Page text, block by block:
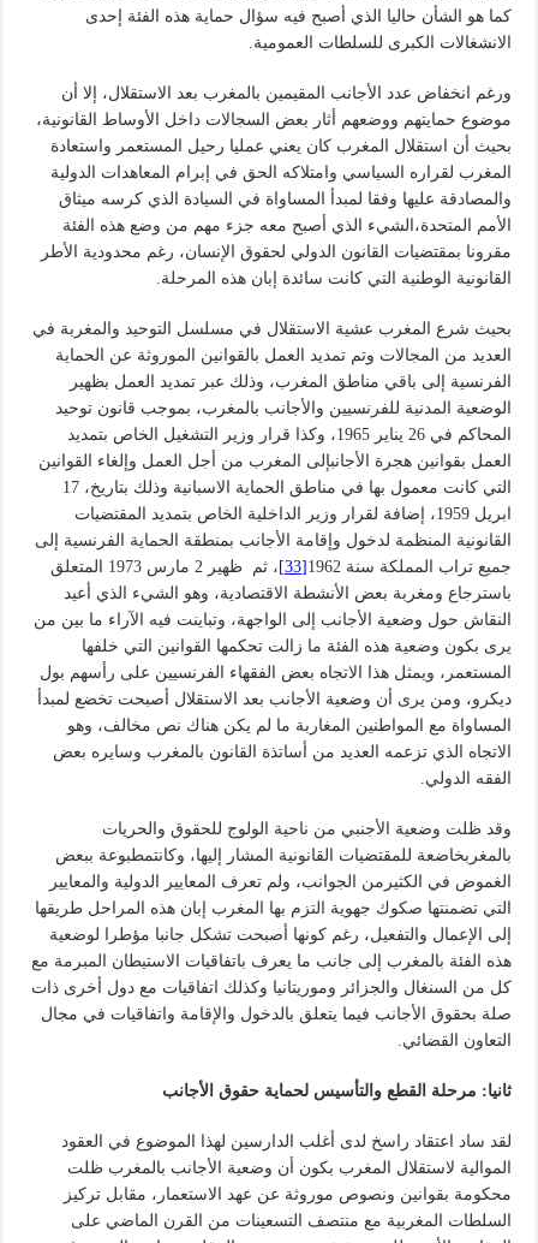
كما هو الشأن حاليا الذي أصبح فيه سؤال حماية هذه الفئة إحدى
الانشغالات الكبرى للسلطات العمومية.
ورغم انخفاض عدد الأجانب المقيمين بالمغرب بعد الاستقلال، إلا أن
موضوع حمايتهم ووضعهم أثار بعض السجالات داخل الأوساط القانونية،
بحيث أن استقلال المغرب كان يعني عمليا رحيل المستعمر واستعادة
المغرب لقراره السياسي وامتلاكه الحق في إبرام المعاهدات الدولية
والمصادقة عليها وفقا لمبدأ المساواة في السيادة الذي كرسه ميثاق
الأمم المتحدة،الشيء الذي أصبح معه جزء مهم من وضع هذه الفئة
مقرونا بمقتضيات القانون الدولي لحقوق الإنسان، رغم محدودية الأطر
القانونية الوطنية التي كانت سائدة إبان هذه المرحلة.
بحيث شرع المغرب عشية الاستقلال في مسلسل التوحيد والمغربة في
العديد من المجالات وتم تمديد العمل بالقوانين الموروثة عن الحماية
الفرنسية إلى باقي مناطق المغرب، وذلك عبر تمديد العمل بظهير
الوضعية المدنية للفرنسيين والأجانب بالمغرب، بموجب قانون توحيد
المحاكم في 26 يناير 1965، وكذا قرار وزير التشغيل الخاص بتمديد
العمل بقوانين هجرة الأجانبإلى المغرب من أجل العمل وإلغاء القوانين
التي كانت معمول بها في مناطق الحماية الاسبانية وذلك بتاريخ، 17
ابريل 1959، إضافة لقرار وزير الداخلية الخاص بتمديد المقتضيات
القانونية المنظمة لدخول وإقامة الأجانب بمنطقة الحماية الفرنسية إلى
جميع تراب المملكة سنة 1962
[33]
، ثم ظهير 2 مارس 1973 المتعلق
باسترجاع ومغربة بعض الأنشطة الاقتصادية، وهو الشيء الذي أعيد
النقاش حول وضعية الأجانب إلى الواجهة، وتباينت فيه الآراء ما بين من
يرى بكون وضعية هذه الفئة ما زالت تحكمها القوانين التي خلفها
المستعمر، ويمثل هذا الاتجاه بعض الفقهاء الفرنسيين على رأسهم بول
ديكرو، ومن يرى أن وضعية الأجانب بعد الاستقلال أصبحت تخضع لمبدأ
المساواة مع المواطنين المغاربة ما لم يكن هناك نص مخالف، وهو
الاتجاه الذي تزعمه العديد من أساتذة القانون بالمغرب وسايره بعض
الفقه الدولي.
وقد ظلت وضعية الأجنبي من ناحية الولوج للحقوق والحريات
بالمغربخاضعة للمقتضيات القانونية المشار إليها، وكانتمطبوعة ببعض
الغموض في الكثيرمن الجوانب، ولم تعرف المعايير الدولية والمعايير
التي تضمنتها صكوك جهوية التزم بها المغرب إبان هذه المراحل طريقها
إلى الإعمال والتفعيل، رغم كونها أصبحت تشكل جانبا مؤطرا لوضعية
هذه الفئة بالمغرب إلى جانب ما يعرف باتفاقيات الاستيطان المبرمة مع
كل من السنغال والجزائر وموريتانيا وكذلك اتفاقيات مع دول أخرى ذات
صلة بحقوق الأجانب فيما يتعلق بالدخول والإقامة واتفاقيات في مجال
التعاون القضائي.
ثانيا: مرحلة القطع والتأسيس لحماية حقوق الأجانب
لقد ساد اعتقاد راسخ لدى أغلب الدارسين لهذا الموضوع في العقود
الموالية لاستقلال المغرب بكون أن وضعية الأجانب بالمغرب ظلت
محكومة بقوانين ونصوص موروثة عن عهد الاستعمار، مقابل تركيز
السلطات المغربية مع منتصف التسعينات من القرن الماضي على